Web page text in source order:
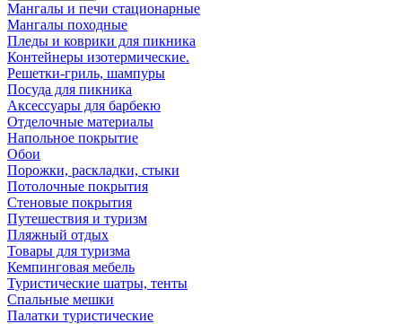
Мангалы и печи стационарные
Мангалы походные
Пледы и коврики для пикника
Контейнеры изотермические.
Решетки-гриль, шампуры
Посуда для пикника
Аксессуары для барбекю
Отделочные материалы
Напольное покрытие
Обои
Порожки, раскладки, стыки
Потолочные покрытия
Стеновые покрытия
Путешествия и туризм
Пляжный отдых
Товары для туризма
Кемпинговая мебель
Туристические шатры, тенты
Спальные мешки
Палатки туристические